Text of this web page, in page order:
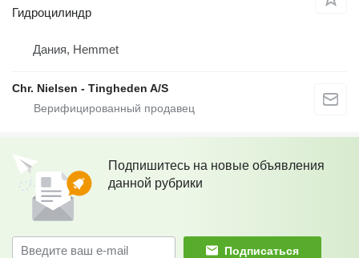
Гидроцилиндр
Дания, Hemmet
Chr. Nielsen - Tingheden A/S
Подпишитесь на новые объявления
данной рубрики
Подписаться